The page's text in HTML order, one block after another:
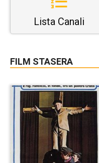
Lista Canali
FILM STASERA